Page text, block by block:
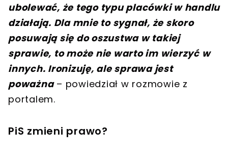
ubolewać, że tego typu placówki w handlu
działają. Dla mnie to sygnał, że skoro
posuwają się do oszustwa w takiej
sprawie, to może nie warto im wierzyć w
innych. Ironizuję, ale sprawa jest
poważna– powiedział w rozmowie z
portalem.
PiS zmieni prawo?